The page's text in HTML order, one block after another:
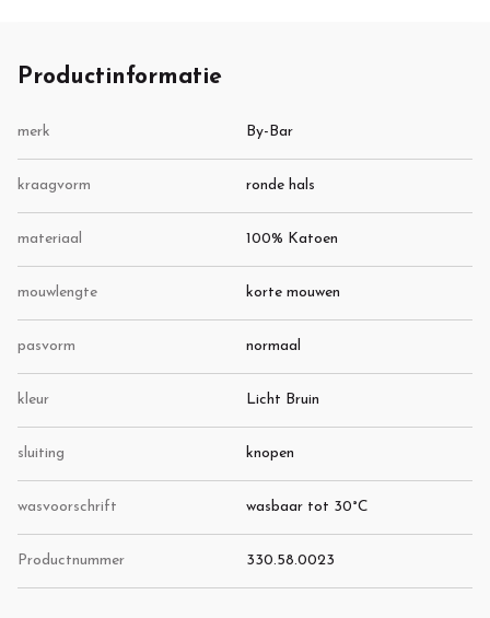
Productinformatie
merk By-Bar
kraagvorm ronde hals
materiaal 100% Katoen
mouwlengte korte mouwen
pasvorm normaal
kleur Licht Bruin
sluiting knopen
wasvoorschrift wasbaar tot 30°C
Productnummer 330.58.0023